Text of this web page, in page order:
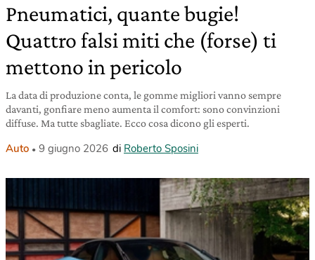
Pneumatici, quante bugie!
Quattro falsi miti che (forse) ti
mettono in pericolo
La data di produzione conta, le gomme migliori vanno sempre
davanti, gonfiare meno aumenta il comfort: sono convinzioni
diffuse. Ma tutte sbagliate. Ecco cosa dicono gli esperti.
Auto 9 giugno 2026 di Roberto Sposini